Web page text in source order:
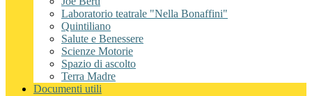
Laboratorio teatrale "Nella Bonaffini"
Quintiliano
Salute e Benessere
Scienze Motorie
Spazio di ascolto
Terra Madre
Documenti utili